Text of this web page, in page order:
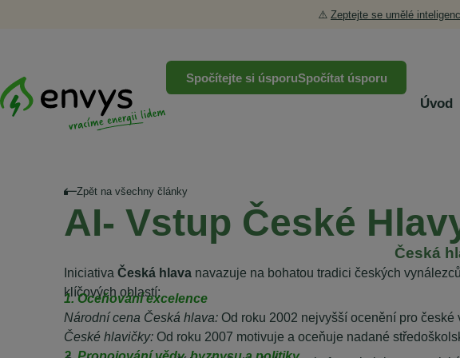
⚠️ Zeptejte se umělé
Spočítejte si úsporuSpočítat úsporu
Úvod
Zpět na všechny články
AI- Vstup České
Česká
Iniciativa Česká hlava navazuje na bohatou tradici českých
klíčových oblastí:
1. Oceňování excelence
Národní cena Česká hlava: Od roku 2002 nejvyšší ocenění pro české
České hlavičky: Od roku 2007 motivuje a oceňuje nadané